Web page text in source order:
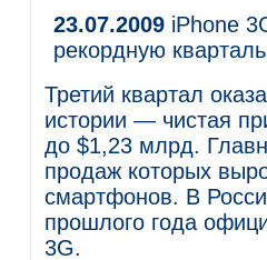
23.07.2009 iPhone
рекордную
Третий квартал
истории — чистая
до $1,23 млрд.
продаж которых
смартфонов. В
прошлого года
3G.